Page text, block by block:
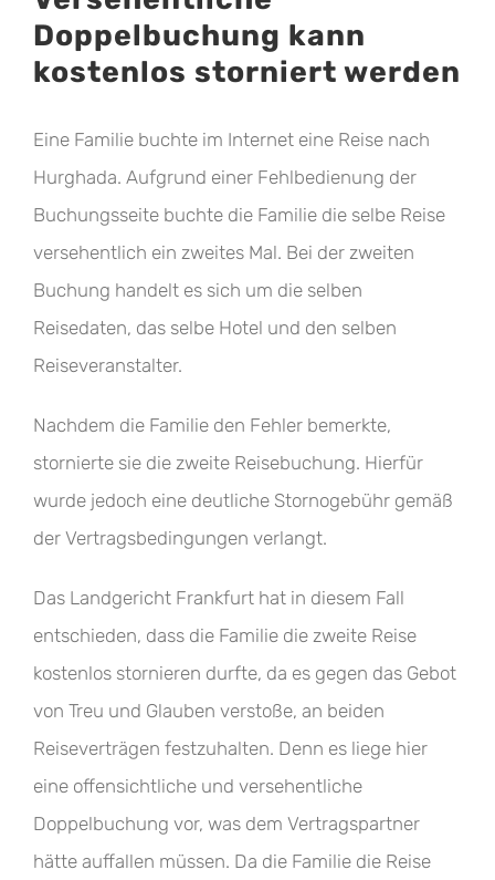
Doppelbuchung kann
kostenlos storniert werden
Eine Familie buchte im Internet eine Reise nach
Hurghada. Aufgrund einer Fehlbedienung der
Buchungsseite buchte die Familie die selbe Reise
versehentlich ein zweites Mal. Bei der zweiten
Buchung handelt es sich um die selben
Reisedaten, das selbe Hotel und den selben
Reiseveranstalter.
Nachdem die Familie den Fehler bemerkte,
stornierte sie die zweite Reisebuchung. Hierfür
wurde jedoch eine deutliche Stornogebühr gemäß
der Vertragsbedingungen verlangt.
Das Landgericht Frankfurt hat in diesem Fall
entschieden, dass die Familie die zweite Reise
kostenlos stornieren durfte, da es gegen das Gebot
von Treu und Glauben verstoße, an beiden
Reiseverträgen festzuhalten. Denn es liege hier
eine offensichtliche und versehentliche
Doppelbuchung vor, was dem Vertragspartner
hätte auffallen müssen. Da die Familie die Reise